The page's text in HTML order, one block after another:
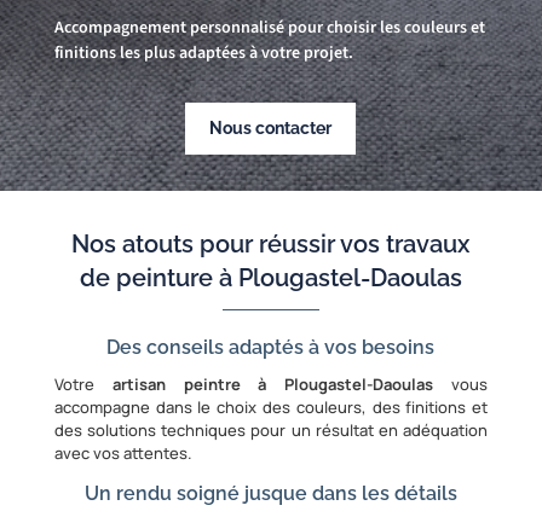
Accompagnement personnalisé pour choisir les couleurs et
finitions les plus adaptées à votre projet.
Nous contacter
Nos atouts pour réussir vos travaux
de peinture à Plougastel-Daoulas
Des conseils adaptés à vos besoins
Votre artisan peintre à Plougastel-Daoulas vous
accompagne dans le choix des couleurs, des finitions et
des solutions techniques pour un résultat en adéquation
avec vos attentes.
Un rendu soigné jusque dans les détails